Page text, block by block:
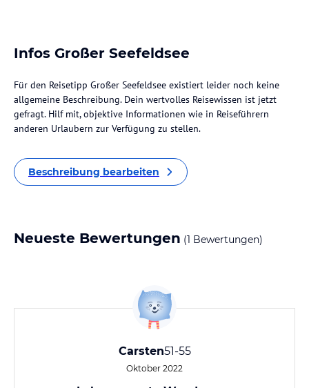
Infos Großer Seefeldsee
Für den Reisetipp Großer Seefeldsee existiert leider noch keine
allgemeine Beschreibung. Dein wertvolles Reisewissen ist jetzt
gefragt. Hilf mit, objektive Informationen wie in Reiseführern
anderen Urlaubern zur Verfügung zu stellen.
Beschreibung bearbeiten
Neueste Bewertungen (1 Bewertungen)
Carsten51-55
Oktober 2022